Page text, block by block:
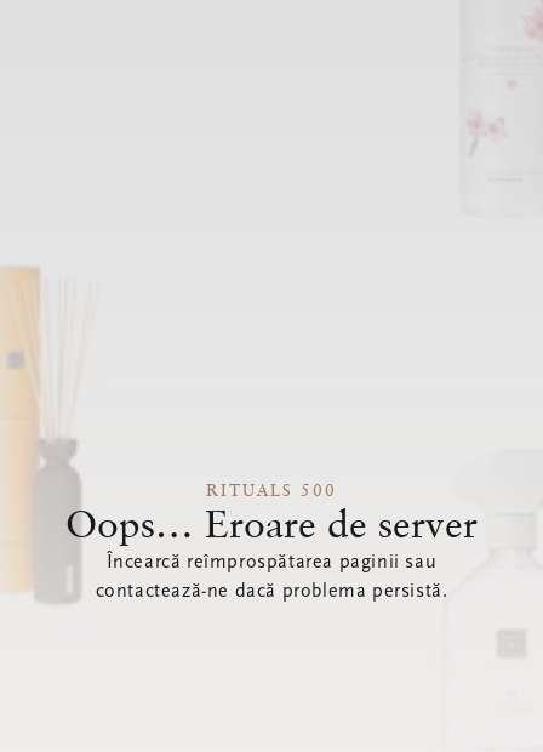
RITUALS 500
Oops… Eroare de server
Încearcă reîmprospătarea paginii sau
contactează-ne dacă problema persistă.